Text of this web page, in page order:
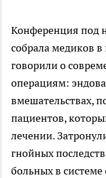
Конференция под
собрала медиков
говорили о
операциям:
вмешательствах,
пациентов,
лечении.
гнойных
больных в системе